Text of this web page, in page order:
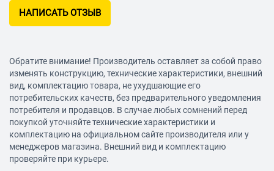
Защита от перегрузки
Исполнение
чаша: нерж. сталь, блендер: стекло, корпус: пластик
Сетевой шнур
длина 1 м
Прорезиненные ножки
НАПИСАТЬ ОТЗЫВ
Обратите внимание! Производитель оставляет за собой право
изменять конструкцию, технические характеристики, внешний
вид, комплектацию товара, не ухудшающие его
потребительских качеств, без предварительного уведомления
потребителя и продавцов. В случае любых сомнений перед
покупкой уточняйте технические характеристики и
комплектацию на официальном сайте производителя или у
менеджеров магазина. Внешний вид и комплектацию
проверяйте при курьере.